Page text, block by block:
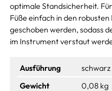
optimale Standsicherheit.
Füße einfach in den
geschoben werden, sodass
im Instrument verstaut
Ausführung
schwarz
Gewicht
0,08 kg